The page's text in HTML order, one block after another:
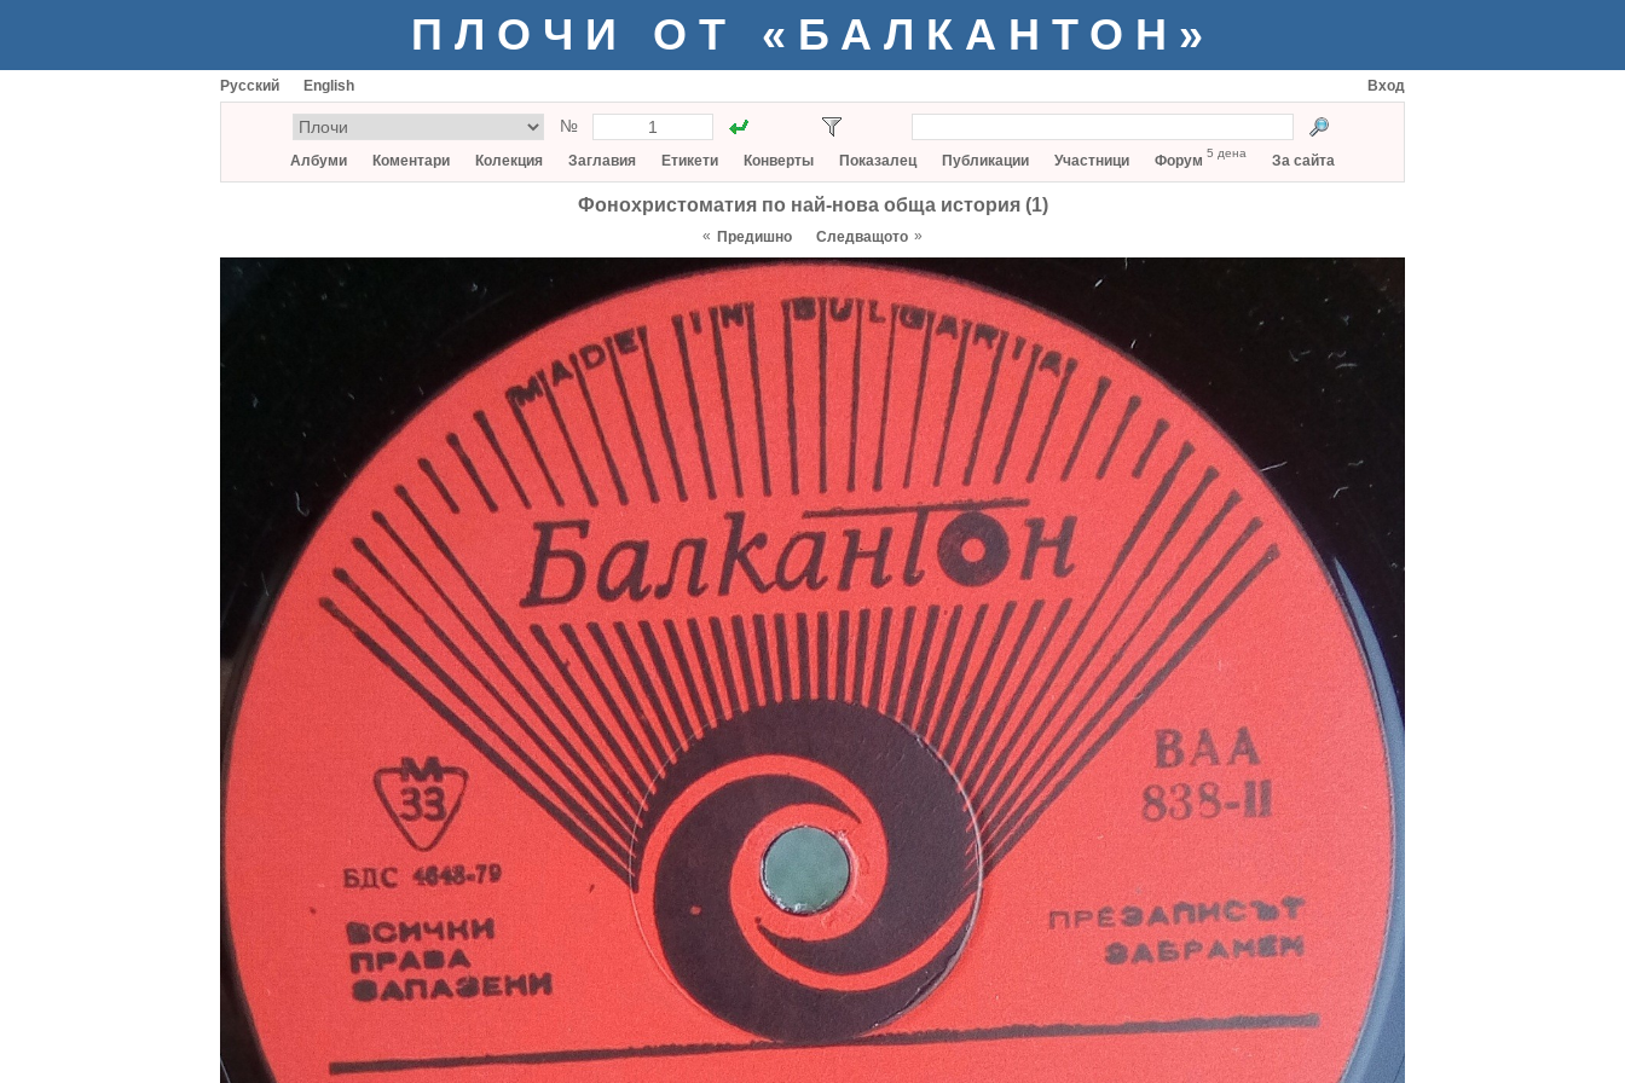
ПЛОЧИ ОТ «БАЛКАНТОН»
Русский English Вход
№
Албуми Коментари Колекция Заглавия Етикети Конверты Показалец Публикации Участници Форум 5 дена За сайта
Фонохристоматия по най-нова обща история (1)
« Предишно Следващото »